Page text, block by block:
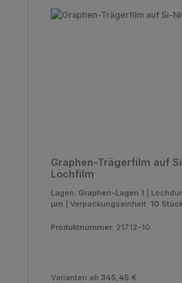
Graphen-Trägerfilm auf
Lochfilm
Lagen: Graphen-Lagen 1
µm
Verpackungseinheit: 10
Produktnummer: 21712-10
Varianten ab 345,45 €